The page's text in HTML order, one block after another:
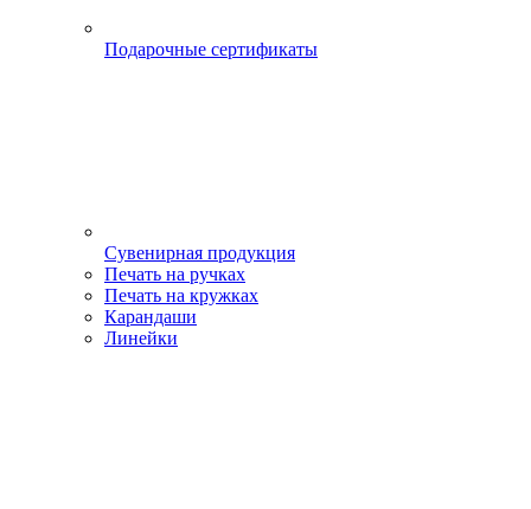
Подарочные сертификаты
Сувенирная продукция
Печать на ручках
Печать на кружках
Карандаши
Линейки